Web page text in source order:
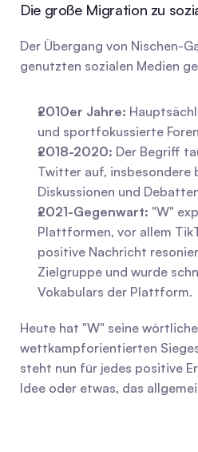
Die große Migration zu
Der Übergang von Nischen-
genutzten sozialen Medien
2010er Jahre:
und sportfokussierte
2018-2020: Der Begriff
Twitter auf, insbesondere
Diskussionen und
2021-Gegenwart: "W"
Plattformen, vor allem
positive Nachricht
Zielgruppe und wurde
Vokabulars der Plattform.
Heute hat "W" seine
wettkampforientierten
steht nun für jedes positive
Idee oder etwas, das